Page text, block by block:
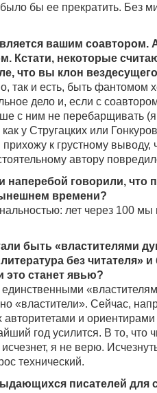
бы ее прекратить. Без
вашим соавтором.
Кстати, некоторые
что вы клон
так и есть, быть
дело и, если с
с ним не перебарщивать
у Стругацких или
к грустному выводу,
автору
наперебой говорили, что
времени?
лет через 100
быть «властителями
без читателя» и
это станет явью?
«властители». Сейчас,
авторитетами и
год усилится. В то, что
я не верю.
технический.
писателей для